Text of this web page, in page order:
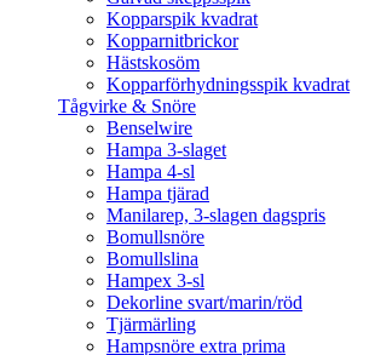
Kopparspik kvadrat
Kopparnitbrickor
Hästskosöm
Kopparförhydningsspik kvadrat
Tågvirke & Snöre
Benselwire
Hampa 3-slaget
Hampa 4-sl
Hampa tjärad
Manilarep, 3-slagen dagspris
Bomullsnöre
Bomullslina
Hampex 3-sl
Dekorline svart/marin/röd
Tjärmärling
Hampsnöre extra prima